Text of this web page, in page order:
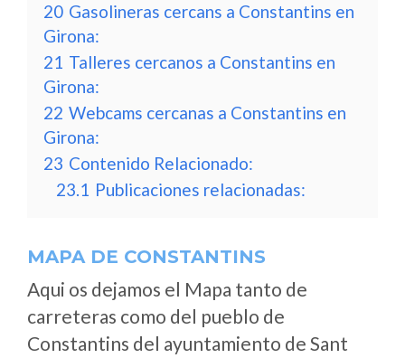
20 Gasolineras cercans a Constantins en
Girona:
21 Talleres cercanos a Constantins en
Girona:
22 Webcams cercanas a Constantins en
Girona:
23 Contenido Relacionado:
23.1 Publicaciones relacionadas:
MAPA DE CONSTANTINS
Aqui os dejamos el Mapa tanto de
carreteras como del pueblo de
Constantins del ayuntamiento de Sant